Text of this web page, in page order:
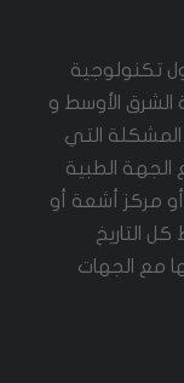
تكنولوجية
الأوسط و
التي
الطبية
مركز أشعة أو
التاريخ
مع الجهات